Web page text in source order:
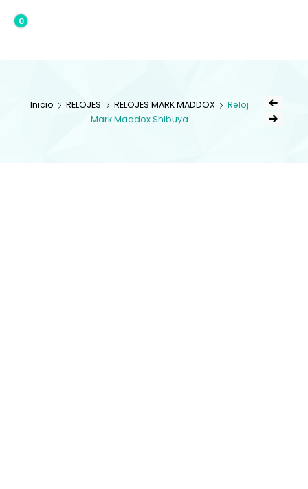
0,00€
0
Inicio RELOJES RELOJES MARK MADDOX
Reloj
Mark Maddox Shibuya